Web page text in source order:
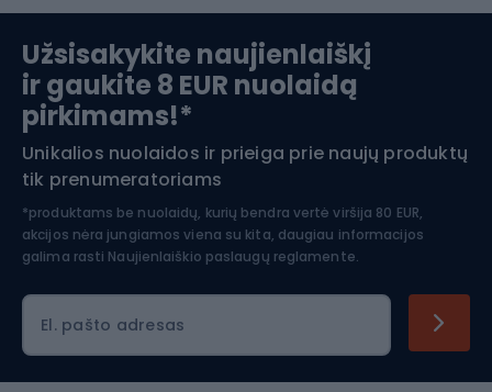
Slidinėjimas
Apranga žiemos sportui
Šiaurietiškas ėjimas
Užsisakykite naujienlaiškį
ir gaukite 8 EUR nuolaidą
pirkimams!*
Unikalios nuolaidos ir prieiga prie naujų produktų
tik prenumeratoriams
*produktams be nuolaidų, kurių bendra vertė viršija 80 EUR,
akcijos nėra jungiamos viena su kita, daugiau informacijos
galima rasti Naujienlaiškio paslaugų reglamente.
El. pašto adresas